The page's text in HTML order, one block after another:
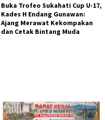
Buka Trofeo Sukahati Cup U-17,
Kades H Endang Gunawan:
Ajang Merawat Kekompakan
dan Cetak Bintang Muda